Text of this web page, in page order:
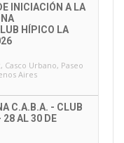
INICIACIÓN A LA
HÍPICO LA
Casco Urbano, Paseo
Aires
C.A.B.A. - CLUB
28 AL 30 DE